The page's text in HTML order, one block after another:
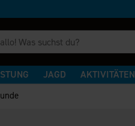
JAGD AKTIVITÄTEN